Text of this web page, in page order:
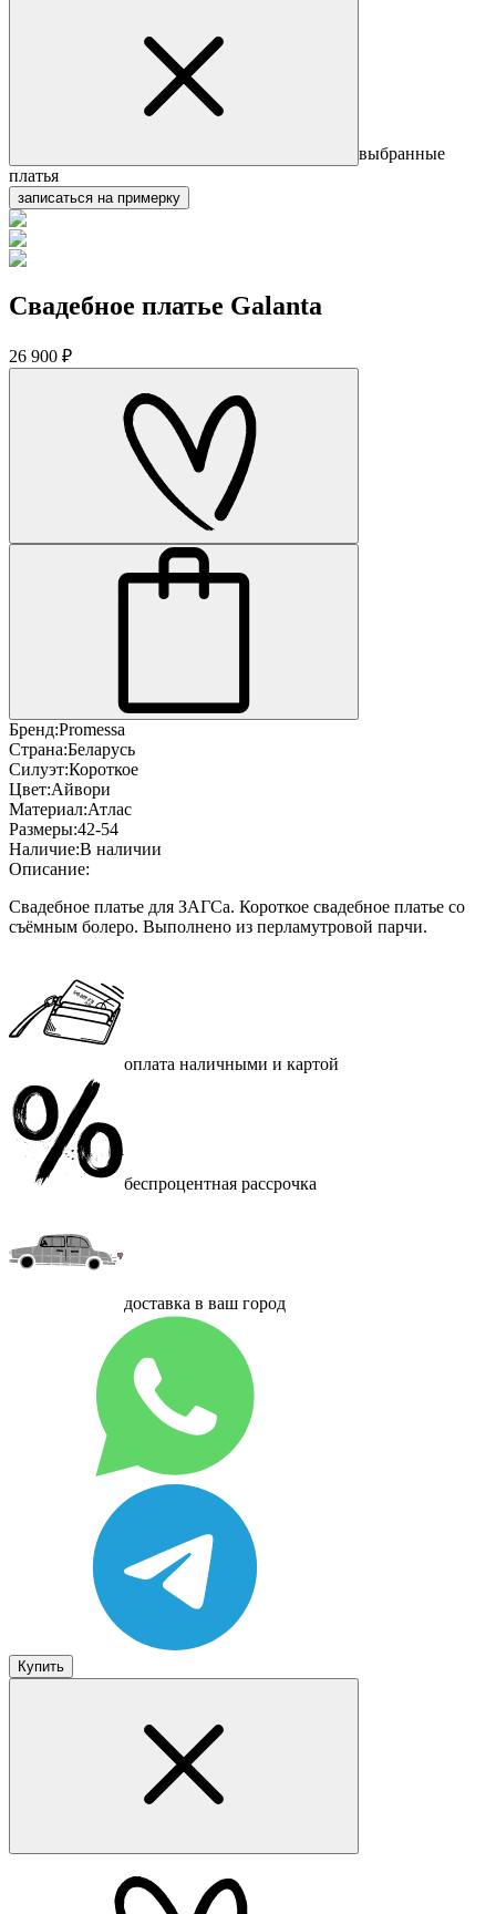
выбранные
платья
записаться на примерку
Свадебное платье Galanta
26 900 ₽
Бренд:Promessa
Страна:Беларусь
Силуэт:Короткое
Цвет:Айвори
Материал:Атлас
Размеры:42-54
Наличие:В наличии
Описание:
Свадебное платье для ЗАГСа. Короткое свадебное платье со
съёмным болеро. Выполнено из перламутровой парчи.
оплата наличными и картой
беспроцентная рассрочка
доставка в ваш город
Купить